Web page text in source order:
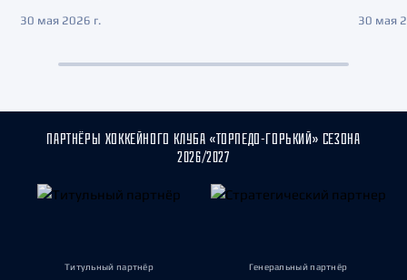
30 мая 2026 г. 30 мая
ПАРТНЁРЫ ХОККЕЙНОГО КЛУБА «ТОРПЕДО-ГОРЬКИЙ» СЕЗОНА
2026/2027
Титульный партнёр Генеральный партнёр